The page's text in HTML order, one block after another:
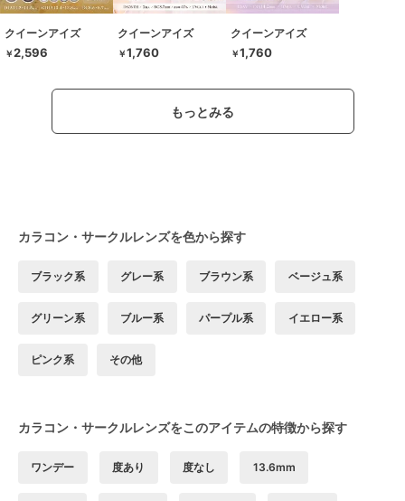
クイーンアイズ
￥2,596
クイーンアイズ
￥1,760
クイーンアイズ
￥1,760
もっとみる
カラコン・サークルレンズを色から探す
ブラック系 グレー系 ブラウン系 ベージュ系
グリーン系 ブルー系 パープル系 イエロー系
ピンク系 その他
カラコン・サークルレンズをこのアイテムの特徴から探す
ワンデー 度あり 度なし 13.6mm